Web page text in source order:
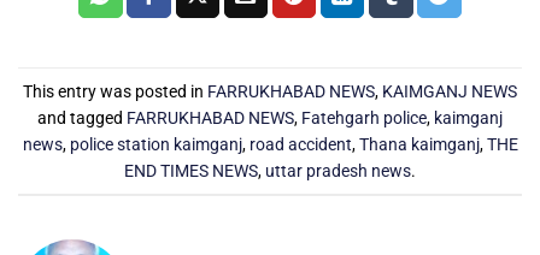
This entry was posted in FARRUKHABAD NEWS, KAIMGANJ NEWS
and tagged FARRUKHABAD NEWS, Fatehgarh police, kaimganj
news, police station kaimganj, road accident,Thana kaimganj,THE
END TIMES NEWS, uttar pradesh news.